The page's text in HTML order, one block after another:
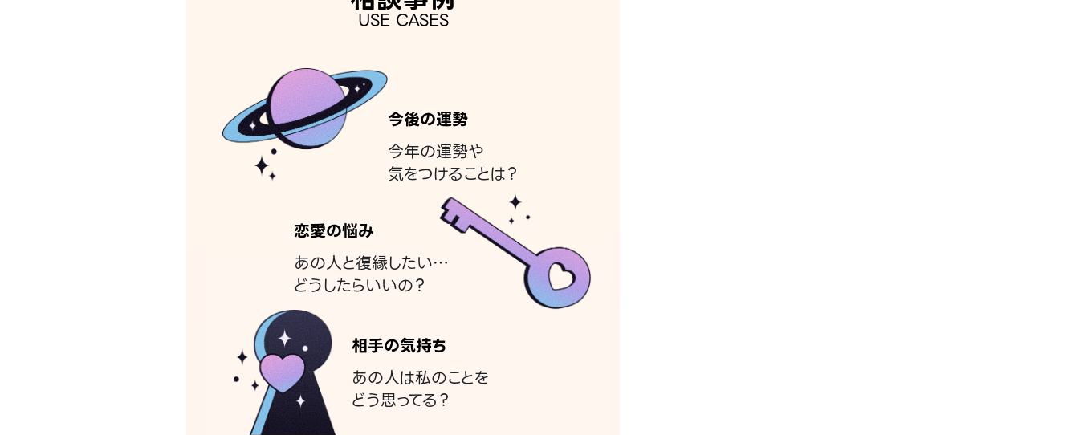
USE CASES
今後の運勢
今年の運勢や
気をつけることは？
恋愛の悩み
あの人と復縁したい…
どうしたらいいの？
相手の気持ち
あの人は私のことを
どう思ってる？